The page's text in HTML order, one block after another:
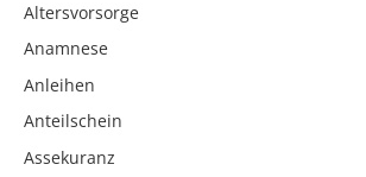
Altersvorsorge
Anamnese
Anleihen
Anteilschein
Assekuranz